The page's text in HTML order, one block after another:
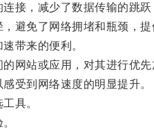
，减少了数据传输的跳跃
免了网络拥堵和瓶颈，提
带来的便利。
站或应用，对其进行优先
受到网络速度的明显提升。
具。